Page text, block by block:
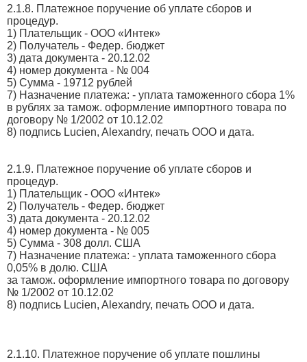
2.1.8. Платежное поручение об уплате сборов и
процедур.
1) Плательщик - ООО «Интек»
2) Получатель - Федер. бюджет
3) дата документа - 20.12.02
4) номер документа - № 004
5) Сумма - 19712 рублей
7) Назначение платежа: - уплата таможенного сбора 1%
в рублях за тамож. оформление импортного товара по
договору № 1/2002 от 10.12.02
8) подпись Lucien, Alexandry, печать ООО и дата.
2.1.9. Платежное поручение об уплате сборов и
процедур.
1) Плательщик - ООО «Интек»
2) Получатель - Федер. бюджет
3) дата документа - 20.12.02
4) номер документа - № 005
5) Сумма - 308 долл. США
7) Назначение платежа: - уплата таможенного сбора
0,05% в долю. США
за тамож. оформление импортного товара по договору
№ 1/2002 от 10.12.02
8) подпись Lucien, Alexandry, печать ООО и дата.
2.1.10. Платежное поручение об уплате пошлины